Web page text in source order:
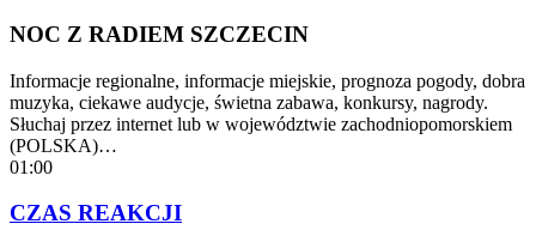
NOC Z RADIEM SZCZECIN
Informacje regionalne, informacje miejskie, prognoza pogody, dobra
muzyka, ciekawe audycje, świetna zabawa, konkursy, nagrody.
Słuchaj przez internet lub w województwie zachodniopomorskiem
(POLSKA)…
01:00
CZAS REAKCJI